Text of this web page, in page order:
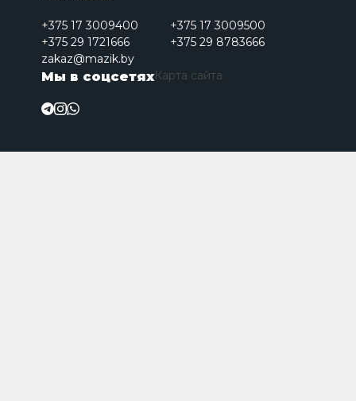
+375 17 3009400
+375 17 3009500
+375 29 1721666
+375 29 8783666
zakaz@mazik.by
Мы в соцсетяхКарта сайта